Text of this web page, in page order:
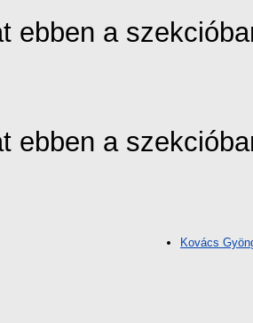
ebben a
ebben a
Kovács